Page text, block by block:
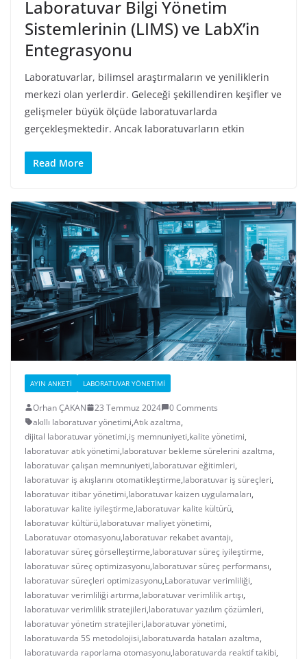
Laboratuvar Bilgi Yönetim
Sistemlerinin (LIMS) ve LabX’in
Entegrasyonu
Laboratuvarlar, bilimsel araştırmaların ve yeniliklerin
merkezi olan yerlerdir. Geleceği şekillendiren keşifler ve
gelişmeler büyük ölçüde laboratuvarlarda
gerçekleşmektedir. Ancak laboratuvarların etkin
Read More
AYIN ANKETI LABORATUVAR YÖNETIMI
Orhan ÇAKAN 23 Temmuz 2024
0 Comments
akıllı laboratuvar yönetimi,Atık azaltma,
dijital laboratuvar yönetimi,iş memnuniyeti,kalite yönetimi,
laboratuvar atık yönetimi,laboratuvar bekleme sürelerini azaltma,
laboratuvar çalışan memnuniyeti,laboratuvar eğitimleri,
laboratuvar iş akışlarını otomatikleştirme,laboratuvar iş süreçleri,
laboratuvar itibar yönetimi,laboratuvar kaizen uygulamaları,
laboratuvar kalite iyileştirme,laboratuvar kalite kültürü,
laboratuvar kültürü,laboratuvar maliyet yönetimi,
Laboratuvar otomasyonu,laboratuvar rekabet avantajı,
laboratuvar süreç görselleştirme,laboratuvar süreç iyileştirme,
laboratuvar süreç optimizasyonu,laboratuvar süreç performansı,
laboratuvar süreçleri optimizasyonu,Laboratuvar verimliliği,
laboratuvar verimliliği artırma,laboratuvar verimlilik artışı,
laboratuvar verimlilik stratejileri,laboratuvar yazılım çözümleri,
laboratuvar yönetim stratejileri,laboratuvar yönetimi,
laboratuvarda 5S metodolojisi,laboratuvarda hataları azaltma,
laboratuvarda raporlama otomasyonu,laboratuvarda reaktif takibi,